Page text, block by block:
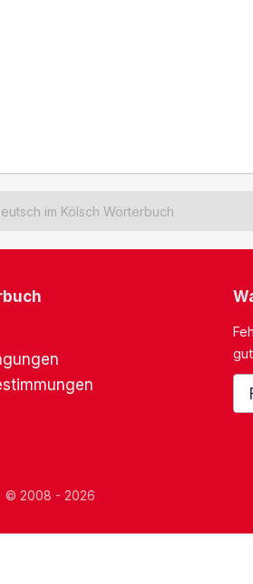
im Kölsch Wörterbuch
© 2008 - 2026